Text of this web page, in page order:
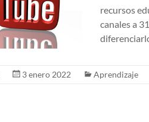
recursos
canales a
3 enero 2022 Aprendizaje